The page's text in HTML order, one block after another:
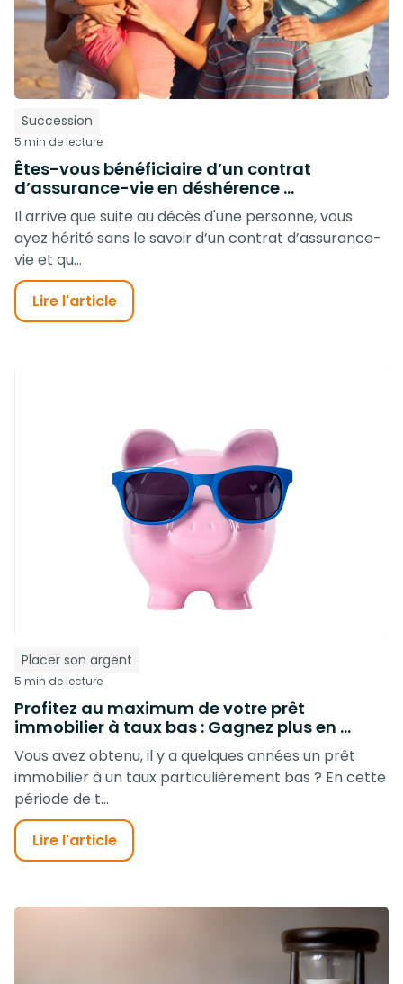
Succession
5 min de lecture
Êtes-vous bénéficiaire d’un contrat
d’assurance-vie en déshérence ...
Il arrive que suite au décès d'une personne, vous
ayez hérité sans le savoir d’un contrat d’assurance-
vie et qu...
Lire l'article
Placer son argent
5 min de lecture
Profitez au maximum de votre prêt
immobilier à taux bas : Gagnez plus en ...
Vous avez obtenu, il y a quelques années un prêt
immobilier à un taux particulièrement bas ? En cette
période de t...
Lire l'article